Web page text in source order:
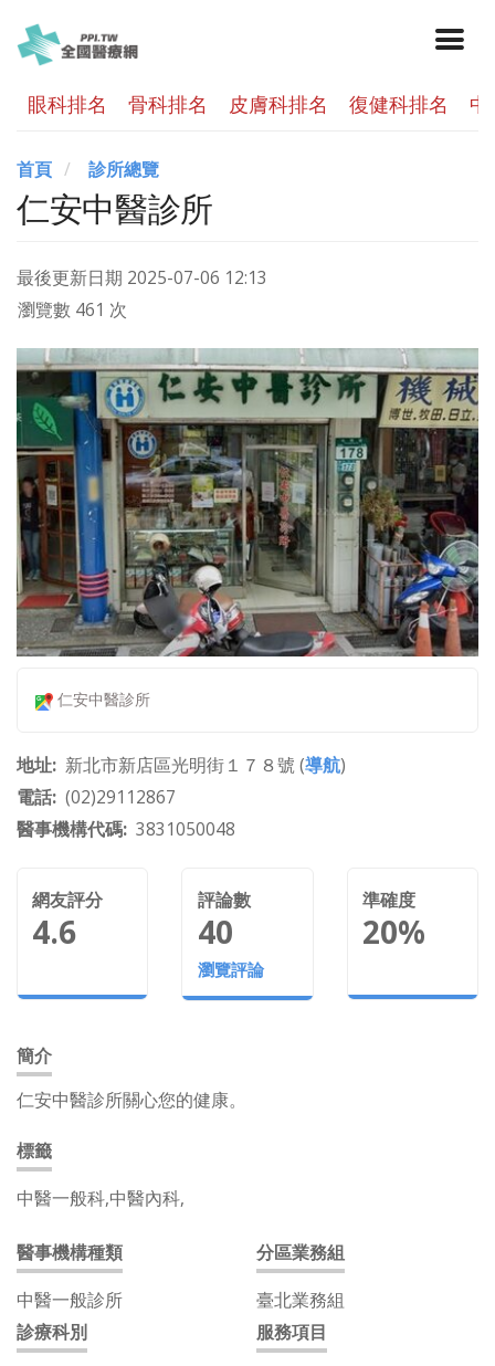
眼科排名 骨科排名 皮膚科排名 復健科排名
首頁 診所總覽
仁安中醫診所
最後更新日期 2025-07-06 12:13
瀏覽數 461 次
仁安中醫診所
地址 新北市新店區光明街１７８號 (導航)
電話 (02)29112867
醫事機構代碼 3831050048
網友評分
4.6
評論數
40
瀏覽評論
準確度
20%
簡介
仁安中醫診所關心您的健康。
標籤
中醫一般科,中醫內科,
醫事機構種類
中醫一般診所
分區業務組
臺北業務組
診療科別
服務項目